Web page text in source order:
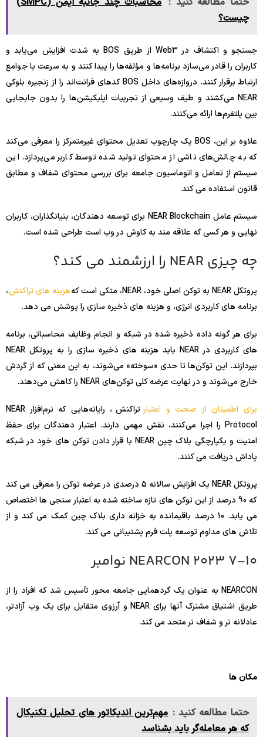
چیست؟
جستجو و اکتشاف در Web3 از طریق BOS به شدت افزایش می‌یابد و
کاربران را قادر می‌سازد برنامه‌ها و مؤلفه‌ها را پیدا کنند و به سرعت با جوامع
ارتباط برقرار کنند. دروازه‌های داخل BOS کدهای فرانت‌اند را از زنجیره بلوکی
NEAR می‌کشند و طیف وسیعی از تجربیات اپلیکیشن‌ها را بدون جابجایی
بین پلتفرم‌ها ارائه می‌کنند.
علاوه بر این، BOS یک چارچوب تعدیل محتوای غیرمتمرکز را معرفی می‌کند
که به چالش‌های ناشی از محتوای تولید شده توسط کاربر می‌پردازد. این
سیستم از تعامل و اتوماسیون جامعه برای بررسی محتوای شفاف و مطابق
قانون استفاده می کند.
سیستم عامل NEAR Blockchain برای توسعه دهندگان، بنیانگذاران، کاربران
نهایی و هر کسی که علاقه مند به کاوش در وب است طراحی شده است.
چه چیزی NEAR را ارزشمند می کند؟
پروتکل NEAR به توکن اصلی خود، NEAR، متکی است که هزینه های تراکنش،
برنامه های کاربردی انرژی، و هزینه های ذخیره سازی را پوشش می دهد.
برای هر گونه داده ذخیره شده در شبکه و انجام وظایف محاسباتی، برنامه
های کاربردی در NEAR باید هزینه های ذخیره سازی را به پروتکل NEAR
بپردازند. این توکن‌ها تا حدی «سوخته» می‌شوند، به این معنی که از گردش
خارج می‌شوند و در نهایت عرضه کلی توکن‌های NEAR را کاهش می‌دهند.
برای اطمینان از صحت و اعتبار
تراکنش ، رایانه‌هایی که نرم‌افزار NEAR
Protocol را اجرا می‌کنند، نقش مهمی دارند. اعتبار دهندگان برای حفظ
امنیت و یکپارچگی بلاک چین NEAR با قرار دادن توکن های خود در شبکه
پاداش دریافت می کنند.
پروتکل NEAR یک افزایش سالانه 5 درصدی در عرضه توکن را معرفی می کند
که 90 درصد از این توکن های تازه ساخته شده به اعتبار سنجی ها اختصاص
می یابد. 10 درصد باقیمانده به خزانه داری بلاک چین کمک می کند و از
تلاش های مداوم توسعه پلت فرم پشتیبانی می کند.
NEARCON 2023 7-10 نوامبر
NEARCON به عنوان یک گردهمایی جامعه محور تأسیس شد که افراد را از
طریق اشتیاق مشترک آنها برای NEAR و آرزوی متقابل برای یک وب آزادتر،
عادلانه تر و شفاف تر متحد می کند.
مکان ها
حتما مطالعه کنید : مهم‌ترین اندیکاتور های تحلیل تکنیکال
که هر معامله‌گر باید بشناسد